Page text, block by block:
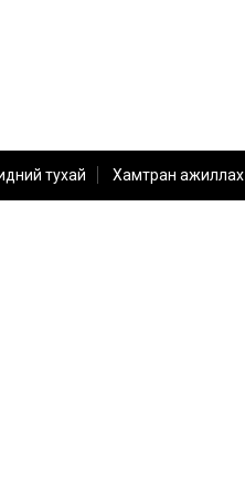
тухай Хамтран ажиллах